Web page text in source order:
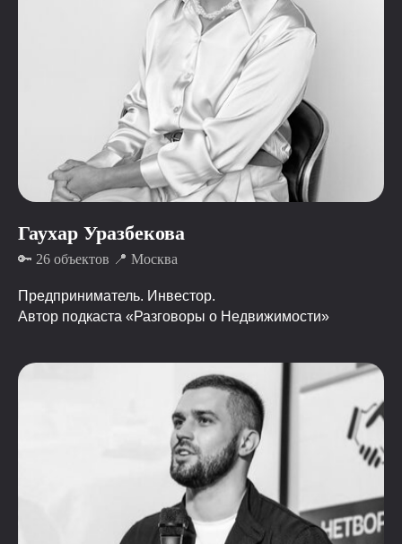
Гаухар Уразбекова
🔑 26 объектов 📍 Москва
Предприниматель. Инвестор.
Автор подкаста «Разговоры о Недвижимости»
# сила # развитие
# огонь
# всёсерьезно
# знания
# супердвиж
# прокачка